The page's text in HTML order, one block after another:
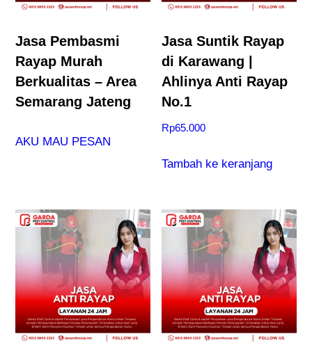
Jasa Pembasmi
Rayap Murah
Berkualitas – Area
Semarang Jateng
AKU MAU PESAN
Jasa Suntik Rayap
di Karawang |
Ahlinya Anti Rayap
No.1
Rp65.000
Tambah ke keranjang